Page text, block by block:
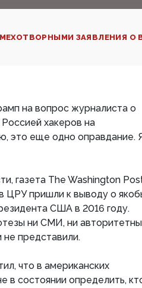
ЗАЯВЛЕНИЯ
на вопрос журналиста о
хакеров на
это еще одно оправдание.
газета The Washington
ЦРУ пришли к выводу о
США в 2016 году.
ни СМИ, ни авторитетны
представили.
что в американских
в состоянии определить,